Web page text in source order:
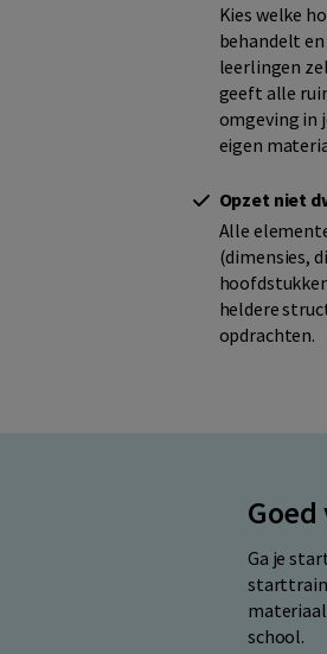
Kies welke
behandelt
leerlingen
geeft alle
omgeving in
eigen
Opzet niet
Alle
(dimensies,
heldere
opdrachten.
Ga je
school.